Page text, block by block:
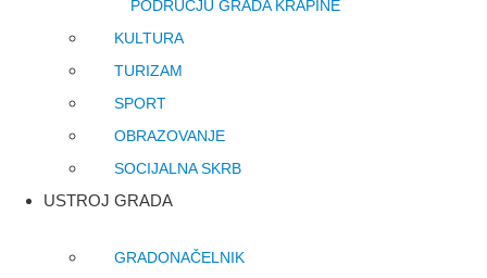
PODRUČJU GRADA KRAPINE
KULTURA
TURIZAM
SPORT
OBRAZOVANJE
SOCIJALNA SKRB
USTROJ GRADA
GRADONAČELNIK